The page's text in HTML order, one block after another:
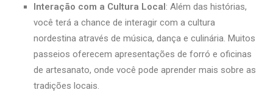
Interação com a Cultura Local: Além das histórias,
você terá a chance de interagir com a cultura
nordestina através de música, dança e culinária. Muitos
passeios oferecem apresentações de forró e oficinas
de artesanato, onde você pode aprender mais sobre as
tradições locais.